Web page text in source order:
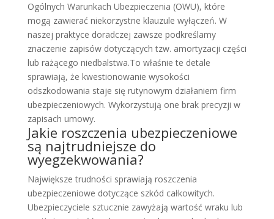
Ogólnych Warunkach Ubezpieczenia (OWU), które
mogą zawierać niekorzystne klauzule wyłączeń. W
naszej praktyce doradczej zawsze podkreślamy
znaczenie zapisów dotyczących tzw. amortyzacji części
lub rażącego niedbalstwa.To właśnie te detale
sprawiają, że kwestionowanie wysokości
odszkodowania staje się rutynowym działaniem firm
ubezpieczeniowych. Wykorzystują one brak precyzji w
zapisach umowy.
Jakie roszczenia ubezpieczeniowe
są najtrudniejsze do
wyegzekwowania?
Największe trudności sprawiają roszczenia
ubezpieczeniowe dotyczące szkód całkowitych.
Ubezpieczyciele sztucznie zawyżają wartość wraku lub